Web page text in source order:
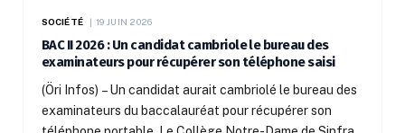
SOCIÉTÉ 19 JUIN 2026
BAC II 2026 : Un candidat cambriole le bureau des
examinateurs pour récupérer son téléphone saisi
(Öri Infos) – Un candidat aurait cambriolé le bureau des
examinateurs du baccalauréat pour récupérer son